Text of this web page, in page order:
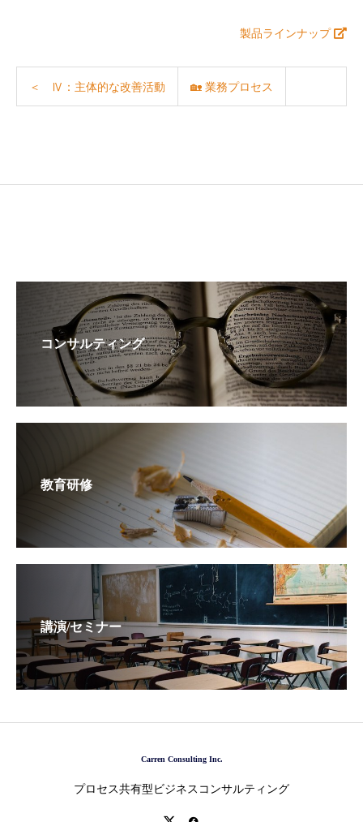
製品ラインナップ
＜ Ⅳ：主体的な改善活動 🏡 業務プロセス
コンサルティング
教育研修
講演/セミナー
Carren Consulting Inc.
プロセス共有型ビジネスコンサルティング